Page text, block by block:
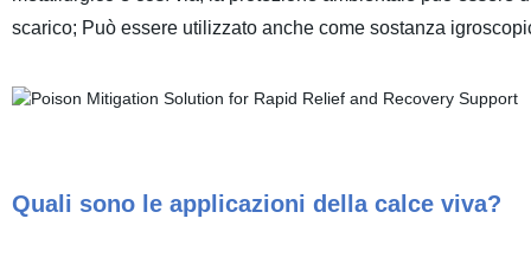
scarico; Può essere utilizzato anche come sostanza
Quali sono le applicazioni della calce viva?